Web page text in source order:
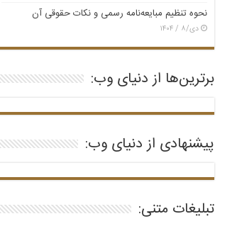
نحوه تنظیم مبایعه‌نامه رسمی و نکات حقوقی آن
دی/۸ / ۱۴۰۴
برترین‌ها از دنیای وب:
پیشنهادی از دنیای وب:
تبلیغات متنی: